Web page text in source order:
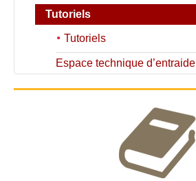
Tutoriels
Tutoriels
Espace technique d’entraide